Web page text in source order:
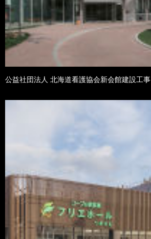
公益社団法人 北海道看護協会新会館建設工事